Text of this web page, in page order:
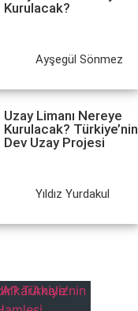
Kurulacak?
Ayşegül Sönmez
Uzay Limanı Nereye
Kurulacak? Türkiye’nin
Dev Uzay Projesi
Yıldız Yurdakul
AlkarAnaliz